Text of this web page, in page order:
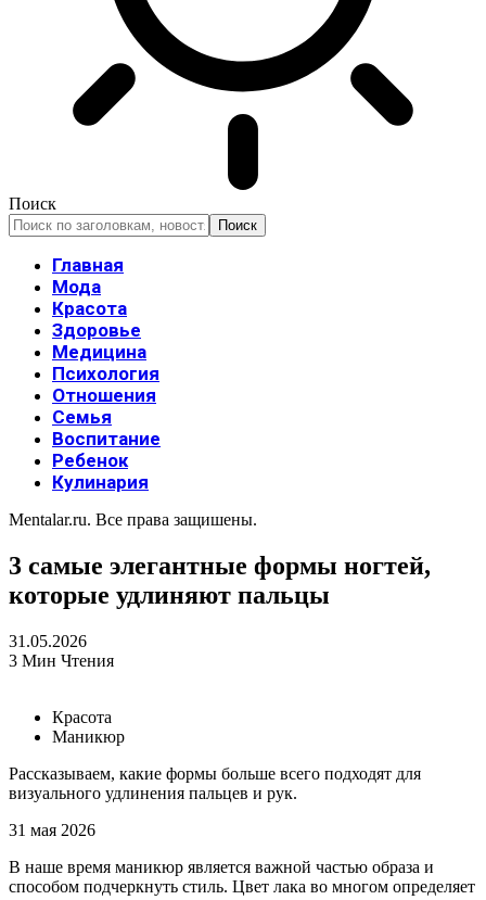
Поиск
Главная
Мода
Красота
Здоровье
Медицина
Психология
Отношения
Семья
Воспитание
Ребенок
Кулинария
Mentalar.ru. Все права защишены.
3 самые элегантные формы ногтей,
которые удлиняют пальцы
31.05.2026
3 Мин Чтения
Красота
Маникюр
Рассказываем, какие формы больше всего подходят для
визуального удлинения пальцев и рук.
31 мая 2026
В наше время маникюр является важной частью образа и
способом подчеркнуть стиль. Цвет лака во многом определяет